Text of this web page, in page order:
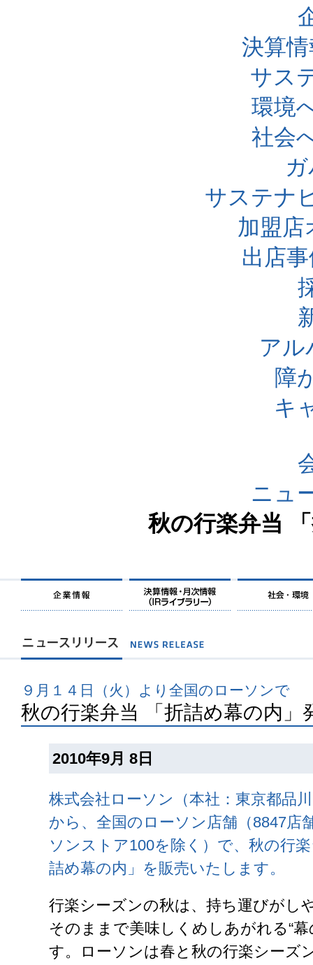
決算
サス
環境
社会
サステナ
加盟店
出店
アル
障
キ
ニュ
秋の行楽弁当
９月１４日（火）より全国のローソンで
秋の行楽弁当 「折詰め幕の内」
2010年9月 8日
株式会社ローソン（本社：東京都品
から、全国のローソン店舗（8847店
ソンストア100を除く）で、秋の行
詰め幕の内」を販売いたします。
行楽シーズンの秋は、持ち運びがし
そのままで美味しくめしあがれる“
す。ローソンは春と秋の行楽シーズ